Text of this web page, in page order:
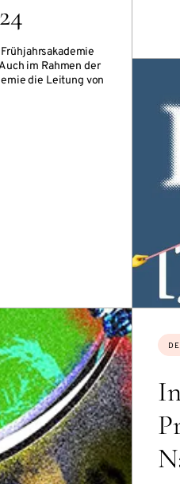
im Rahmen der
die Leitung von